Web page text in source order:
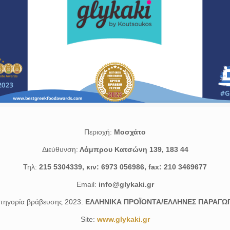
Περιοχή: Μοσχάτο
Διεύθυνση: Λάμπρου Κατσώνη 139, 183 44
Τηλ: 215 5304339, κιν: 6973 056986, fax: 210 3469677
Email: info@glykaki.gr
βράβευσης 2023: ΕΛΛΗΝΙΚΑ ΠΡΟΪΟΝΤΑ/ΕΛΛΗΝΕΣ
Site: www.glykaki.gr